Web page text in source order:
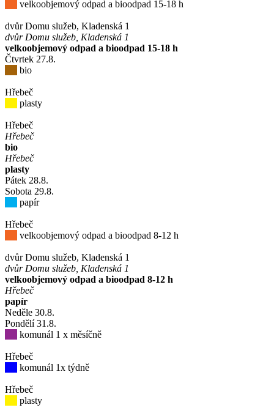
velkoobjemový odpad a bioodpad 15-18 h
dvůr Domu služeb, Kladenská 1
dvůr Domu služeb, Kladenská 1
velkoobjemový odpad a bioodpad 15-18 h
Čtvrtek 27.8.
bio
Hřebeč
plasty
Hřebeč
Hřebeč
bio
Hřebeč
plasty
Pátek 28.8.
Sobota 29.8.
papír
Hřebeč
velkoobjemový odpad a bioodpad 8-12 h
dvůr Domu služeb, Kladenská 1
dvůr Domu služeb, Kladenská 1
velkoobjemový odpad a bioodpad 8-12 h
Hřebeč
papír
Neděle 30.8.
Pondělí31 .8.
komunál 1 x měsíčně
Hřebeč
komunál 1x týdně
Hřebeč
plasty